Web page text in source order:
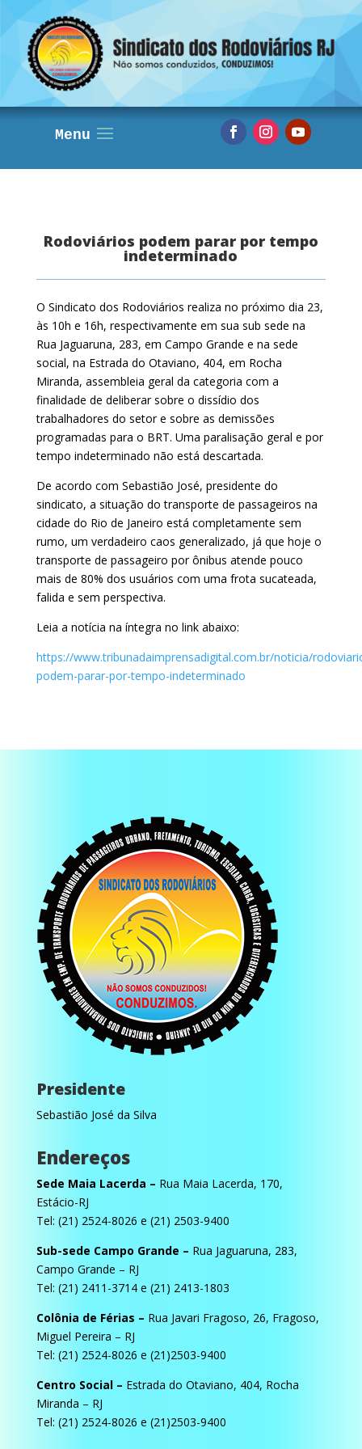
Rodoviários podem parar por tempo
indeterminado
O Sindicato dos Rodoviários realiza no próximo dia 23,
às 10h e 16h, respectivamente em sua sub sede na
Rua Jaguaruna, 283, em Campo Grande e na sede
social, na Estrada do Otaviano, 404, em Rocha
Miranda, assembleia geral da categoria com a
finalidade de deliberar sobre o dissídio dos
trabalhadores do setor e sobre as demissões
programadas para o BRT. Uma paralisação geral e por
tempo indeterminado não está descartada.
De acordo com Sebastião José, presidente do
sindicato, a situação do transporte de passageiros na
cidade do Rio de Janeiro está completamente sem
rumo, um verdadeiro caos generalizado, já que hoje o
transporte de passageiro por ônibus atende pouco
mais de 80% dos usuários com uma frota sucateada,
falida e sem perspectiva.
Leia a notícia na íntegra no link abaixo:
https://www.tribunadaimprensadigital.com.br/noticia/
podem-parar-por-tempo-indeterminado
Presidente
Sebastião José da Silva
Endereços
Sede Maia Lacerda – Rua Maia Lacerda, 170,
Estácio-RJ
Tel: (21) 2524-8026 e (21) 2503-9400
Sub-sede Campo Grande – Rua Jaguaruna, 283,
Campo Grande – RJ
Tel: (21) 2411-3714 e (21) 2413-1803
Colônia de Férias – Rua Javari Fragoso, 26, Fragoso,
Miguel Pereira – RJ
Tel: (21) 2524-8026 e (21)2503-9400
Centro Social – Estrada do Otaviano, 404, Rocha
Miranda – RJ
Tel: (21) 2524-8026 e (21)2503-9400